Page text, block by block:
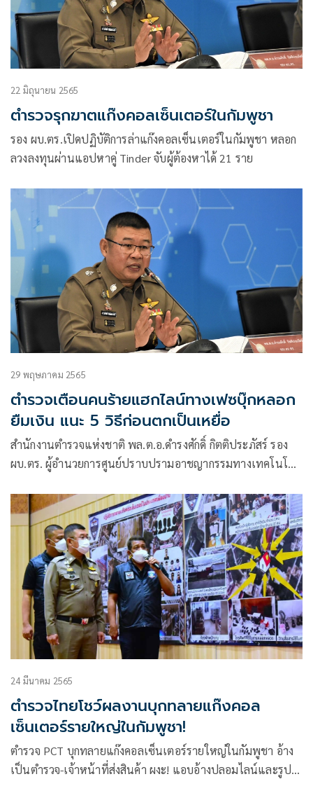
22 มิถุนายน 2565
ตำรวจรุกฆาตแก๊งคอลเซ็นเตอร์ในกัมพูชา
รอง ผบ.ตร.เปิดปฏิบัติการล่าแก๊งคอลเซ็นเตอร์ในกัมพูชา หลอก
ลวงลงทุนผ่านแอปหาคู่ Tinder จับผู้ต้องหาได้ 21 ราย
29 พฤษภาคม 2565
ตำรวจเตือนคนร้ายแฮกไลน์ทางเฟซบุ๊กหลอก
ยืมเงิน แนะ 5 วิธีก่อนตกเป็นเหยื่อ
สำนักงานตำรวจแห่งชาติ พล.ต.อ.ดำรงศักดิ์ กิตติประภัสร์ รอง
ผบ.ตร. ผู้อำนวยการศูนย์ปราบปรามอาชญากรรมทางเทคโนโลยี
24 มีนาคม 2565
ตำรวจไทยโชว์ผลงานบุกทลายแก๊งคอล
เซ็นเตอร์รายใหญ่ในกัมพูชา!
ตำรวจ PCT บุกทลายแก๊งคอลเซ็นเตอร์รายใหญ่ในกัมพูชา อ้าง
เป็นตำรวจ-เจ้าหน้าที่ส่งสินค้า ผงะ! แอบอ้างปลอมไลน์และรูป